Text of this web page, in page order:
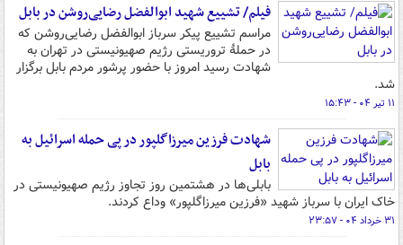
فیلم/ تشییع شهید ابوالفضل رضایی‌روشن در بابل
مراسم تشییع پیکر سرباز ابوالفضل رضایی‌روشن که
در حملۀ تروریستی رژیم صهیونیستی در تهران به
شهادت رسید امروز با حضور پرشور مردم بابل برگزار
شد.
۱۱ تیر ۰۴ - ۱۵:۴۳
شهادت فرزین میرزاگلپور در پی حمله اسرائیل به
بابل
بابلی‌ها در هشتمین روز تجاوز رژیم صهیونیستی در
خاک ایران با سرباز شهید «فرزین میرزاگلپور» وداع کردند.
۳۱ خرداد ۰۴ - ۲۳:۵۷